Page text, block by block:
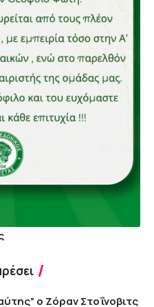
ο Ζόραν Στοΐνοβιτς